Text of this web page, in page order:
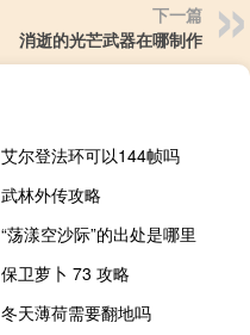
下一篇
消逝的光芒武器在哪制作
艾尔登法环可以144帧吗
武林外传攻略
“荡漾空沙际”的出处是哪里
保卫萝卜 73 攻略
冬天薄荷需要翻地吗